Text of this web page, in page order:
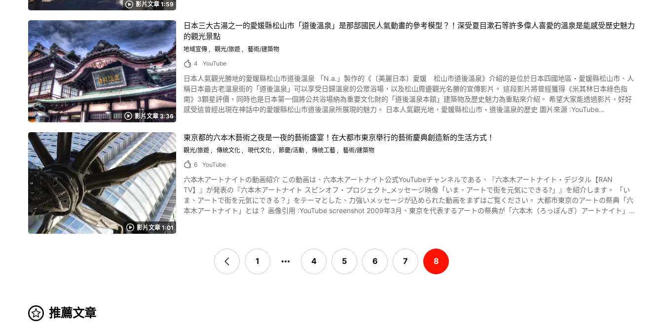
影片文章 1:59
此一遊，進而接受了佛教的教化，此說被認為是鶴林寺的由來。 在鎌倉時代（約西元1185年～1333年），民間普遍信奉聖德太子為信仰， 那時鶴林
寺的香火達到鼎盛時期。 戰國時代（西元1467年～1615年前後）碰上戰爭危急的時刻，姫路城主的黑田官兵衛和父親職隆的說服之下，將其納入在
織田信長的部屬裡而得以脫困。 它正是能代表了加古川的日本國寶、與傳達了重要文化財產的寺院。 這鶴林寺對於當地的人是親近又熟悉存在，甚
至還將它稱作為「小鶴」呢 。每當到了秋天 寺院內的樹木都被染上一片紅，在那時候的賞月會真是最愜意不過了。 此外，打禪或寫經等實際體驗也
吸引了許多喜愛日本文化的遊客，甚至還成為網路上拍照攝影的人氣熱點呢。 寫經與打禪得動畫從0:55開始，有外國遊客的體驗片段唷。 兵庫縣鶴
林寺的文化財產 圖片來源 :鶴林寺官方Twitter 在鶴林寺裡有本堂與太子堂等的國寶及45個文化財產。 本堂的動畫從0:27開始 ，太子堂的動畫則是從
1:07可以觀賞。 您還會驚嘆於佇立在本堂的仁王像、三重塔的聳竣威嚴。它還有著「播磨法隆寺」的稱號。 內有多數的繪畫及佛像被珍藏著，其中
特別有名的是「銅造聖観音立像」作品。 傳說此作品被竊盜的時候，小偷擊打此像的腰部，竟然聽見喊「痛痛痛！」小偷聽了嚇一大跳，立刻把它歸
還了寺廟。 您還可以盡情的觀覽據說有治病效果的藥師三尊、乾淨純粹美麗的聖觀音像，還有魄力十足的十二神將等等。 這段影片可由0:40開始觀
紅鬼、藍鬼在觀眾席吵鬧搗亂一陣之後，接著受到佛祖的勸導之後而改邪歸正 ，此後為百姓們除惡消災。 這成為了從平安時代（西元794年～1185
年）到現今，仍是鶴林寺的重要祭典。 每年七月的七夕這一天，從傍晚五點開始免費開放場地。 您可以在小短籤上寫上您的願望 ，然後再把它掛在
竹子上以祈願。 兵庫縣鶴林寺的介紹總結 圖片來源 :加古川観光協会 鶴林寺絕對是想更深入接近日本文化的您絕好的去處。 從動畫的1:11開始介紹
的寶物館裡您也可以親身的感受到歷史的痕跡吧。 此外，流貫在鶴林寺境內的加古川也是可以讓您體驗 「日本的原來的模樣」的景點。 不但存有昭
動畫的0:02可以看到。 到加古川還不能錯過了酥脆炸豬排與鮮脆高麗菜絲搭配的最高組合的平民美食「豬排飯」。 這部動畫是否充滿了會挑起您對
日本文化讚嘆不已的美麗景色呢。 您快也來加古川市親身走一趟吧! ◆鶴林寺 概要介紹◆ 【地址】〒675-0031 兵庫縣加古川市加古川町424
【交通方式】JR東日本 從加古川車站搭乘巴士8分，或步行約25分 【入場時間】9:00～16:30 【入山費】大人500日元（※截至2020年7月）
【停車場】有 【電話號碼】079-454-7053 【官方網站】兵庫県加古川市市政廳首頁 https://www-city-kakogawa-lg-jp.translate.goog/?
影片文章 3:36
日本三大古湯之一的愛媛縣松山市「道後溫泉」是那部國民人氣動畫的參考模型？！深受夏目漱石等許多偉人喜愛的溫泉是能感受歷史魅力
的觀光景點
地域宣傳 觀光/旅遊
藝術/建築物
4
YouTube
日本人氣觀光勝地的愛媛縣松山市道後溫泉 「N.a.」製作的《〔美麗日本〕愛媛 松山市道後溫泉》介紹的是位於日本四國地區・愛媛縣松山市、人
稱日本最古老溫泉街的「道後溫泉」可以享受日歸溫泉的公眾浴場，以及松山周邊觀光名勝的宣傳影片。 這段影片將曾經獲得《米其林日本綠色指
南》3顆星評價，同時也是日本第一個將公共浴場納為重要文化財的「道後溫泉本館」建築物及歷史魅力為重點來介紹。 希望大家能透過影片，好好
感受這曾經出現在神話中的愛媛縣松山市道後溫泉所展現的魅力。 日本人氣觀光地，愛媛縣松山市・道後溫泉的歷史 圖片來源 :YouTube
大古湯，是個擁有三千年歷史的溫泉。 「道後溫泉」的公眾浴場只要使用休息處就有茶水菓子招待，據說就連夏目漱石及正岡子規也曾來過。 其他
像聖德太子、小林一茶、伊藤博文及高濱虛子等歷史偉人也曾親臨此地泡湯。 這些愛媛縣松山市道後溫泉的歷史在影片中亦有詳細講解，就讓我們一
邊觀賞影片，一邊瞭解道後溫泉的歷史吧。 道後溫泉的泉質為鹼性單純泉，可讓肌膚更加光滑，是深受女性觀光客喜愛的美人湯。 此處的溫泉是
血。 愛媛縣松山市道後溫泉的知名景點，公共浴場「道後溫泉本館」的魅力 照片：道後溫泉 吉卜力人氣動畫電影《神隱少女》參考模型之一的「道
後溫泉本館」在經過多次擴建改建的125年之間，以4棟建築合在一起的獨特造型成為道後溫泉的象徵，並且大受觀光客觀迎。 為了妥善保存這棟古
老建築，道後溫泉本館於2019年1月開始進行維修工程。 此處的外湯（可以享受日歸溫泉的公共浴室）有三處。只要使用「道後溫泉別館 飛鳥乃湯
泉」，就能一邊接觸愛媛傳統工藝一邊休息。費用為大人610日幣起跳（※2019年11月）。 其他的日歸溫泉還有「道後溫泉本館」與「道後溫泉 樁之
車站出發，只要穿過道後溫泉商店街（道後HAIKARA通）即可抵達。 若是幸運，說不定還會在車站前看到洋溢懷舊氣息、深受觀光客喜愛的柴油火
車「少爺列車」呢。 影片0:30處呈現的，就是這輛復刻版火車。 以愛媛縣賞櫻名勝聞名的熱門觀光景點松山城建造於江戶時代（西元1603年～
1868年）以前，是日本僅存十二座天守之一的知名古城。 從天守上可以眺望松山市街及瀨戶內海。 這在影片0:41有介紹。 愛媛縣松山市道後溫泉介
影片文章 1:01
東京都的六本木藝術之夜是一夜的藝術盛宴！在大都市東京舉行的藝術慶典創造新的生活方式！
觀光/旅遊 傳統文化 現代文化 節慶/活動 傳統工藝
藝術/建築物
6
YouTube
六本木アートナイトの動画紹介 この動画は、六本木アートナイト公式YouTubeチャンネルである、『六本木アートナイト・デジタル【RAN
TV】』が発表の『六本木アートナイト スピンオフ・プロジェクト_メッセージ映像「いま、アートで街を元気にできる?」』を紹介します。 「い
ま、アートで街を元気にできる？」をテーマとした、力強いメッセージが込められた動画をまずはご覧ください。 大都市東京のアートの祭典「六
本木アートナイト」とは？ 画像引用 :YouTube screenshot 2009年3月、東京を代表するアートの祭典が「六本木（ろっぽんぎ）アートナイト」
2021」はコロナ禍により開催中止に 写真：マスク姿のビジネスマン 2009年から開催されていた六本木アートナイトでしたが、新型コロナウィル
ス感染症の拡大にともない、2021年秋に開催予定だった「六本木アートナイト2021」は、2022年3月18日に開催が延期されることになりまし
1 4 5 6 7 8
推薦文章